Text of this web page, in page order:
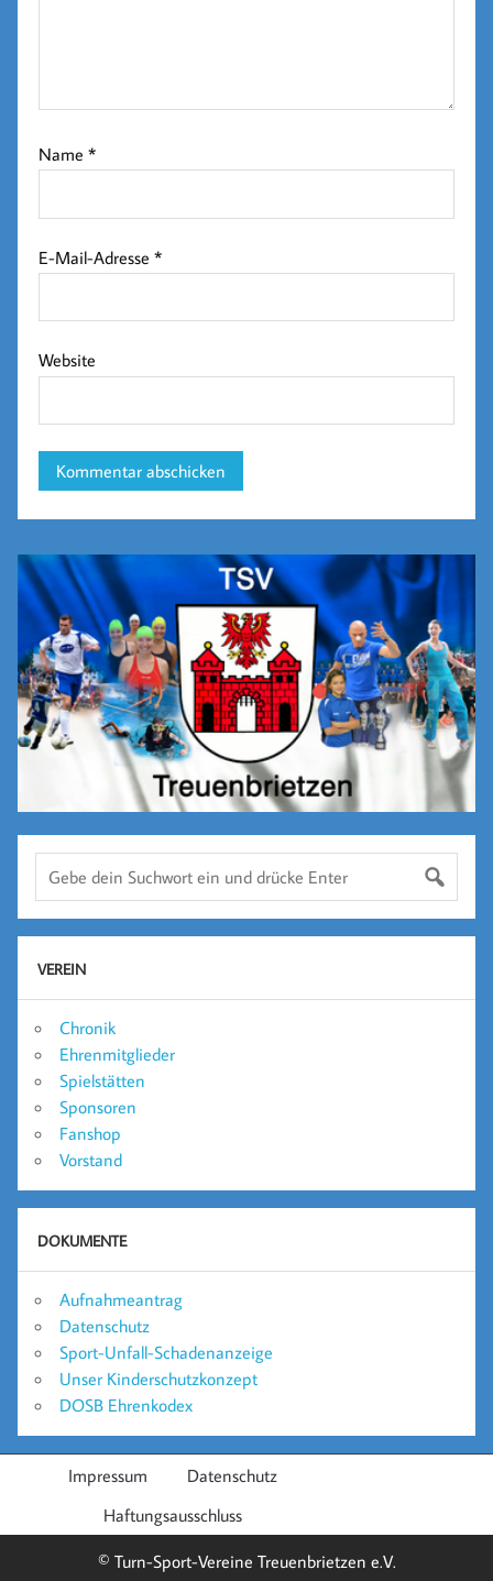
Name*
E-Mail-Adresse*
Website
VEREIN
Chronik
Ehrenmitglieder
Spielstätten
Sponsoren
Fanshop
Vorstand
DOKUMENTE
Aufnahmeantrag
Datenschutz
Sport-Unfall-Schadenanzeige
Unser Kinderschutzkonzept
DOSB Ehrenkodex
Impressum
Datenschutz
Haftungsausschluss
© Turn-Sport-Vereine Treuenbrietzen e.V.